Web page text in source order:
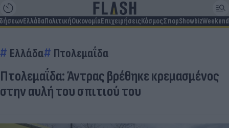
ΕλλάδαΠολιτικήΟικονομίαΕπιχειρήσειςΚόσμοςΣπορShowbizWeekend
Ελλάδα Πτολεμαΐδα
Πτολεμαΐδα: Άντρας βρέθηκε κρεμασμένος
στην αυλή του σπιτιού του